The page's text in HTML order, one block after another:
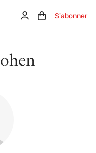
ConnexionPanier (0)
S'abonner